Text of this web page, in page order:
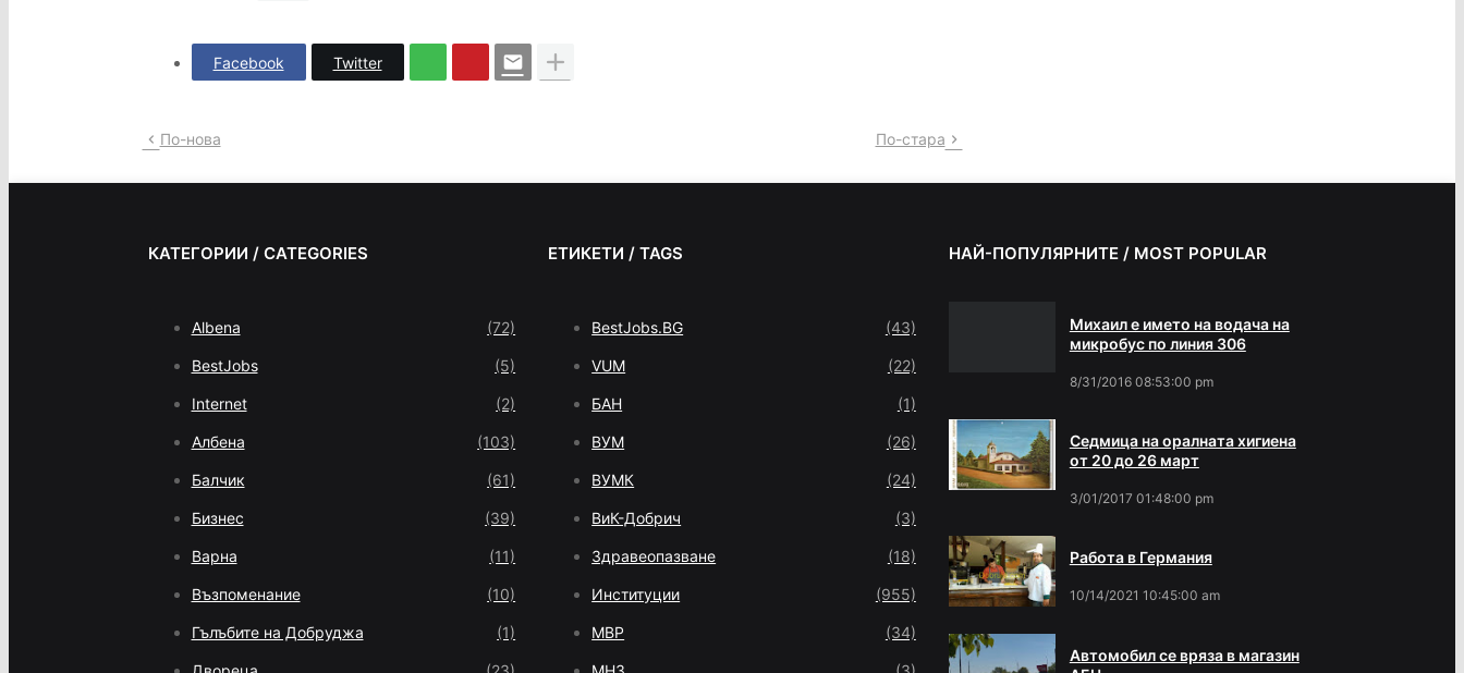
Facebook Twitter
По-нова По-стара
КАТЕГОРИИ / CATEGORIES
Albena (72)
BestJobs (5)
Internet (2)
Албена (103)
Балчик (61)
Бизнес (39)
Варна (11)
Възпоменание (10)
Гълъбите на Добруджа (1)
ЕТИКЕТИ / TAGS
BestJobs.BG (43)
VUM (22)
БАН (1)
ВУМ (26)
ВУМК (24)
ВиК-Добрич (3)
Здравеопазване (18)
Институции (955)
МВР (34)
НАЙ-ПОПУЛЯРНИТЕ / MOST POPULAR
Михаил е името на водача на
микробус по линия 306
8/31/2016 08:53:00 pm
Седмица на оралната хигиена
от 20 до 26 март
3/01/2017 01:48:00 pm
Работа в Германия
10/14/2021 10:45:00 am
Автомобил се вряза в магазин